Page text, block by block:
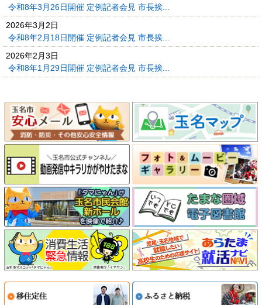
令和8年3月26日開催 定例記者会見 市長挨...
2026年3月2日
令和8年2月18日開催 定例記者会見 市長挨...
2026年2月3日
令和8年1月29日開催 定例記者会見 市長挨...